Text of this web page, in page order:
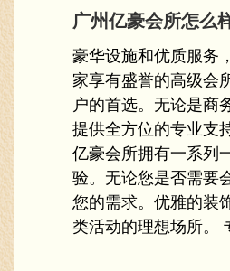
广州亿豪会所怎么
豪华设施和优质服务
家享有盛誉的高级会
户的首选。无论是商
提供全方位的专业支
亿豪会所拥有一系列
验。无论您是否需要
您的需求。优雅的装
类活动的理想场所。